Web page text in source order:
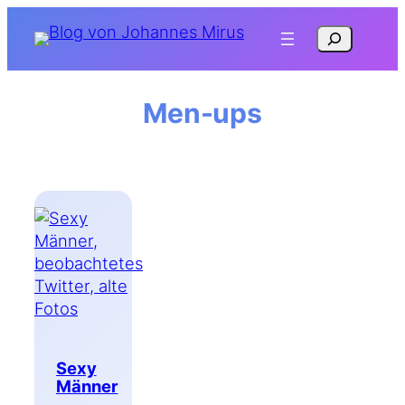
Inhalt
Suchen
Men-ups
Sexy
Männer